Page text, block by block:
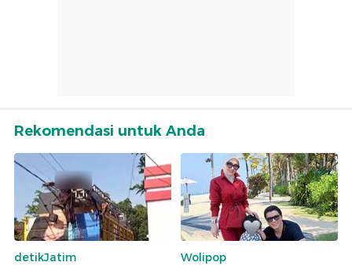
Rekomendasi untuk Anda
detikJatim
Wolipop